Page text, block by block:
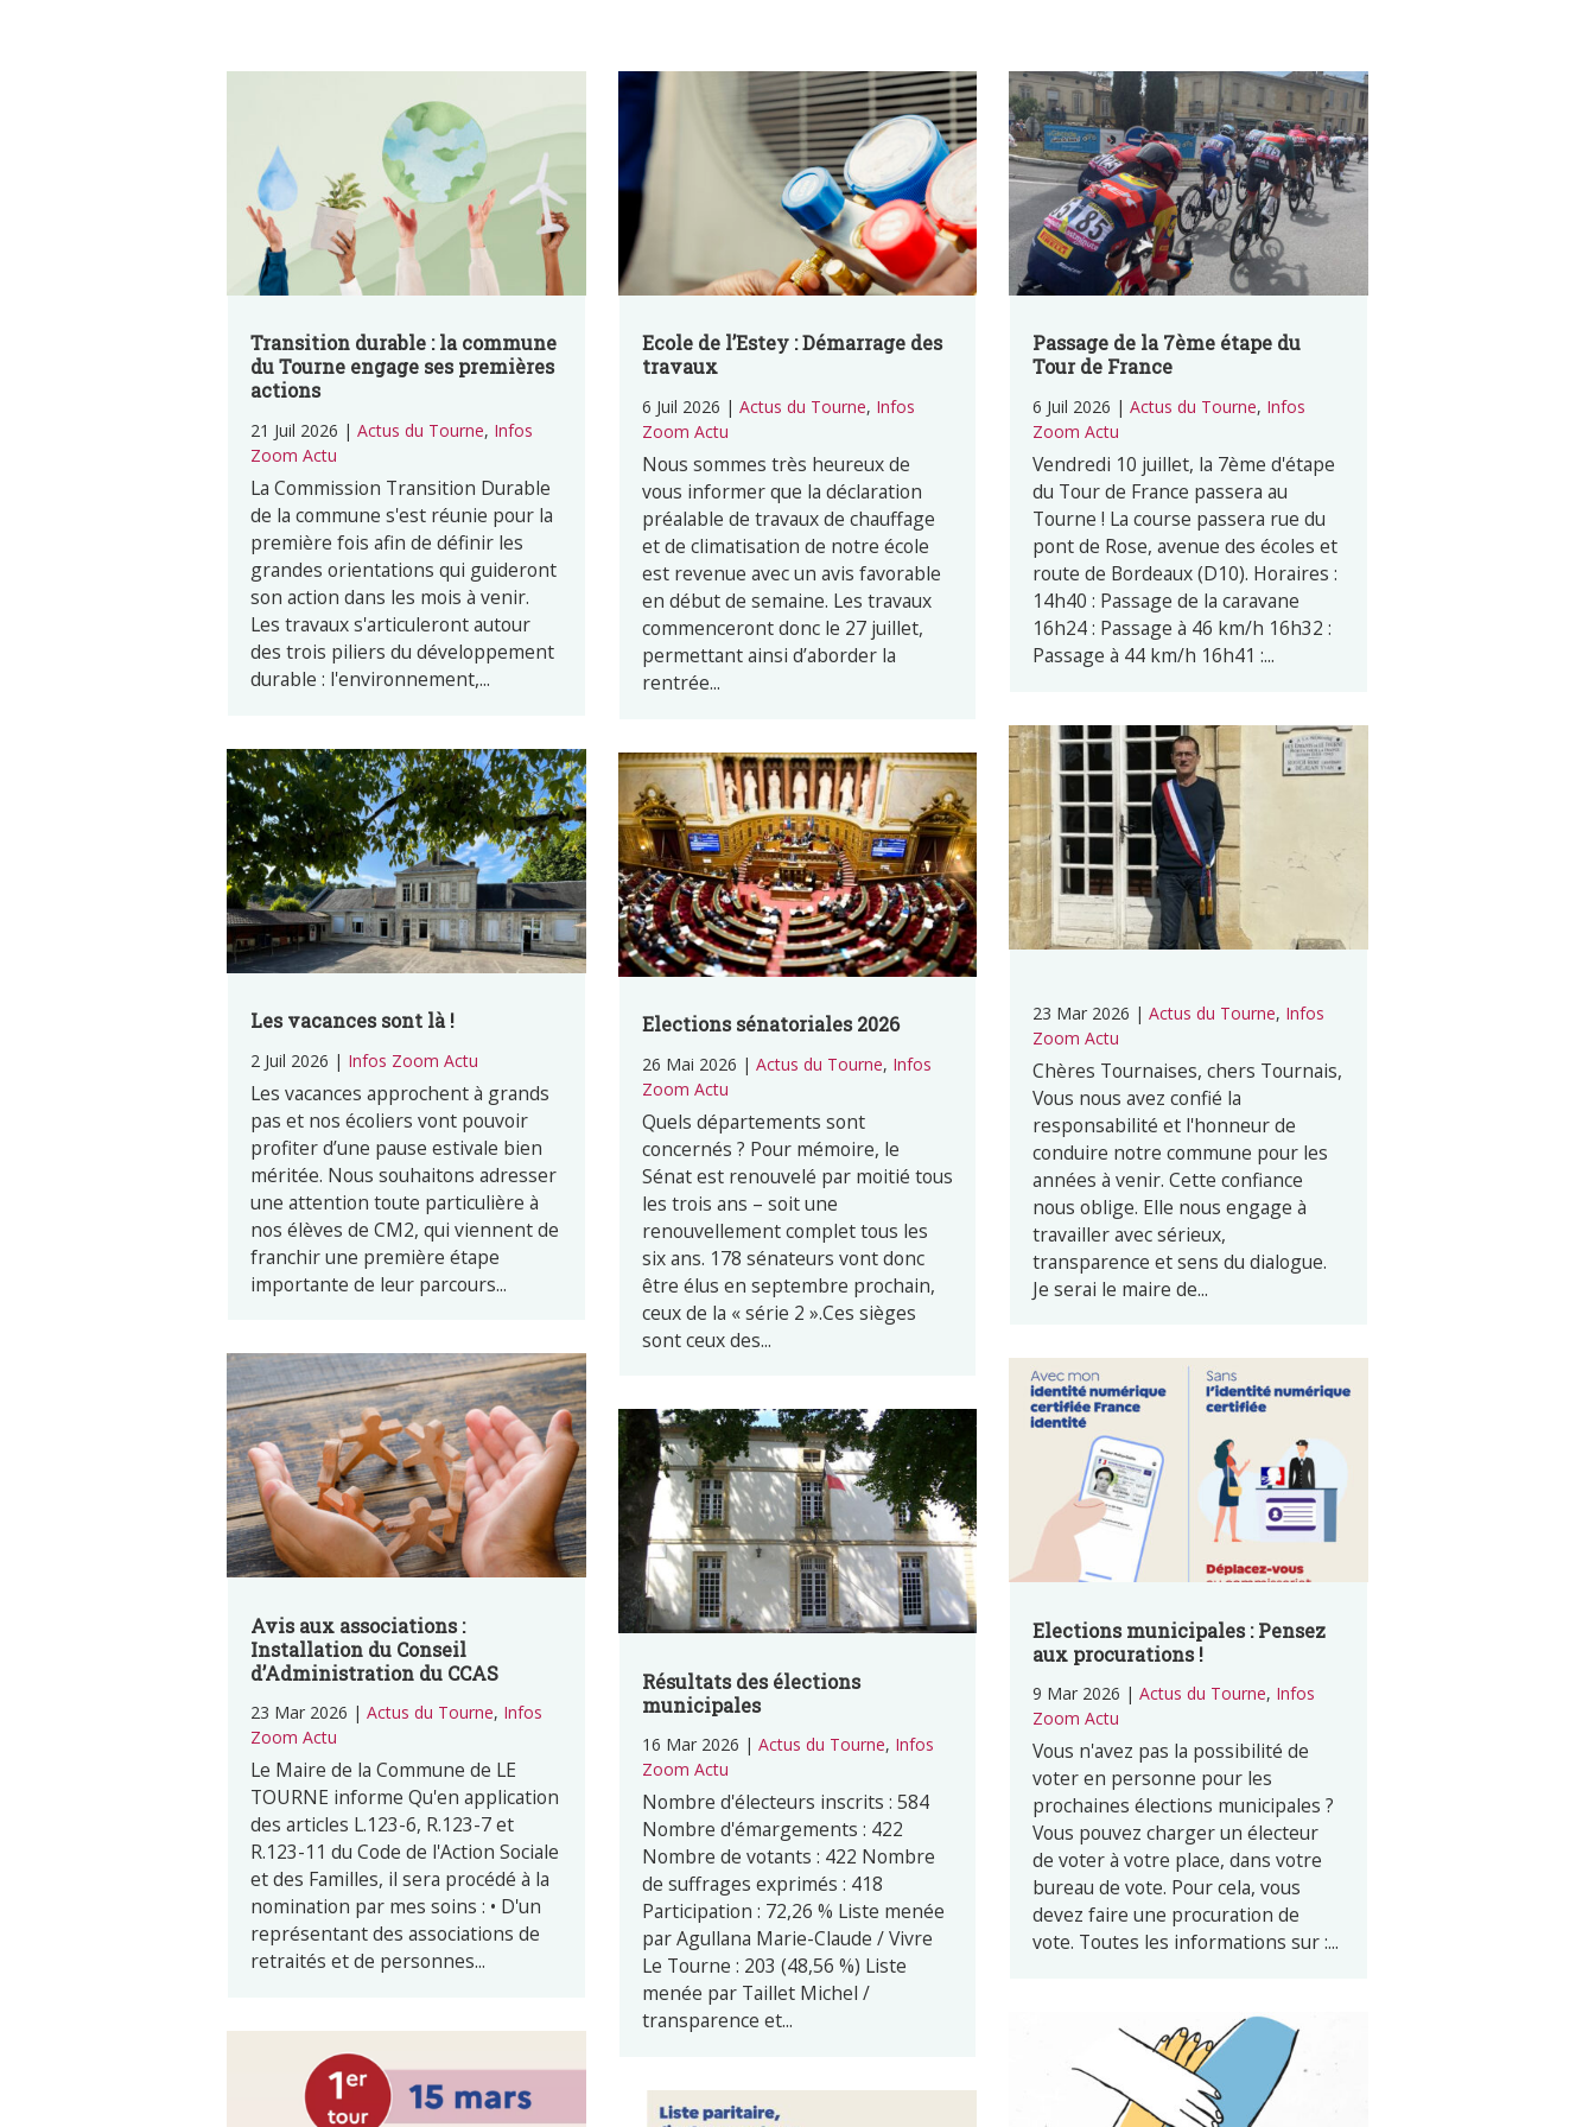
Transition durable : la commune
du Tourne engage ses premières
actions
21 Juil 2026 | Actus du Tourne, Infos
Zoom Actu
La Commission Transition Durable
de la commune s'est réunie pour la
première fois afin de définir les
grandes orientations qui guideront
son action dans les mois à venir.
Les travaux s'articuleront autour
des trois piliers du développement
durable : l'environnement,...
Les vacances sont là !
2 Juil 2026 | Infos Zoom Actu
Les vacances approchent à grands
pas et nos écoliers vont pouvoir
profiter d’une pause estivale bien
méritée. Nous souhaitons adresser
une attention toute particulière à
nos élèves de CM2, qui viennent de
franchir une première étape
importante de leur parcours...
Avis aux associations :
Installation du Conseil
d’Administration du CCAS
23 Mar 2026 | Actus du Tourne, Infos
Zoom Actu
Le Maire de la Commune de LE
TOURNE informe Qu'en application
des articles L.123-6, R.123-7 et
R.123-11 du Code de l'Action Sociale
et des Familles, il sera procédé à la
nomination par mes soins : • D'un
représentant des associations de
retraités et de personnes...
Ecole de l’Estey : Démarrage des
travaux
6 Juil 2026 | Actus du Tourne, Infos
Zoom Actu
Nous sommes très heureux de
vous informer que la déclaration
préalable de travaux de chauffage
et de climatisation de notre école
est revenue avec un avis favorable
en début de semaine. Les travaux
commenceront donc le 27 juillet,
permettant ainsi d’aborder la
rentrée...
Elections sénatoriales 2026
26 Mai 2026 | Actus du Tourne, Infos
Zoom Actu
Quels départements sont
concernés ? Pour mémoire, le
Sénat est renouvelé par moitié tous
les trois ans – soit une
renouvellement complet tous les
six ans. 178 sénateurs vont donc
être élus en septembre prochain,
ceux de la « série 2 ».Ces sièges
sont ceux des...
Résultats des élections
municipales
16 Mar 2026 | Actus du Tourne, Infos
Zoom Actu
Nombre d'électeurs inscrits : 584
Nombre d'émargements : 422
Nombre de votants : 422 Nombre
de suffrages exprimés : 418
Participation : 72,26 % Liste menée
par Agullana Marie-Claude / Vivre
Le Tourne : 203 (48,56 %) Liste
menée par Taillet Michel /
transparence et...
Passage de la 7ème étape du
Tour de France
6 Juil 2026 |Actus du Tourne, Infos
Zoom Actu
Vendredi 10 juillet, la 7ème d'étape
du Tour de France passera au
Tourne ! La course passera rue du
pont de Rose, avenue des écoles et
route de Bordeaux (D10). Horaires :
14h40 : Passage de la caravane
16h24 : Passage à 46 km/h 16h32 :
Passage à 44 km/h 16h41 :...
23 Mar 2026 |Actus du Tourne, Infos
Zoom Actu
Chères Tournaises, chers Tournais,
Vous nous avez confié la
responsabilité et l'honneur de
conduire notre commune pour les
années à venir. Cette confiance
nous oblige. Elle nous engage à
travailler avec sérieux,
transparence et sens du dialogue.
Je serai le maire de...
Elections municipales : Pensez
aux procurations !
9 Mar 2026 |Actus du Tourne, Infos
Zoom Actu
Vous n'avez pas la possibilité de
voter en personne pour les
prochaines élections municipales ?
Vous pouvez charger un électeur
de voter à votre place, dans votre
bureau de vote. Pour cela, vous
devez faire une procuration de
vote. Toutes les informations sur :...